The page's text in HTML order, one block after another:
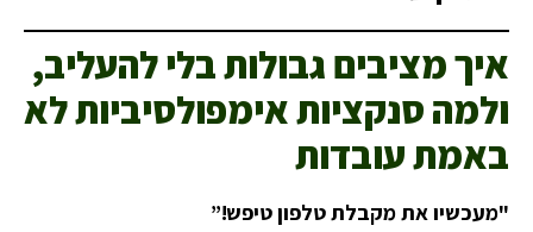
איך מציבים גבולות בלי להעליב,
ולמה סנקציות אימפולסיביות לא
באמת עובדות
"מעכשיו את מקבלת טלפון טיפש!”